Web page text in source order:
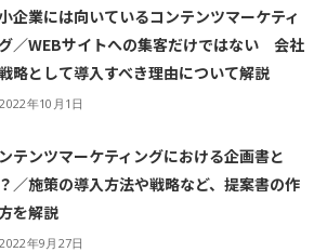
企業には向いているコンテンツマーケティ
／WEBサイトへの集客だけではない 会社
略として導入すべき理由について解説
2022年10月1日
テンツマーケティングにおける企画書と
／施策の導入方法や戦略など、提案書の作
を解説
2022年9月27日